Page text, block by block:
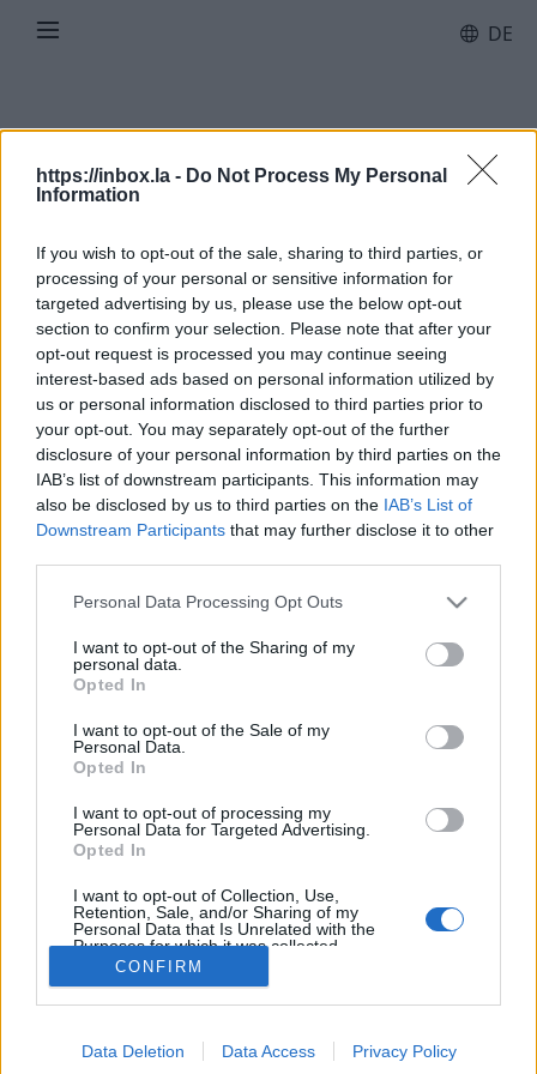
https://inbox.la - Do Not Process My Personal
Information
If you wish to opt-out of the sale, sharing to third parties, or
processing of your personal or sensitive information for
targeted advertising by us, please use the below opt-out
section to confirm your selection. Please note that after your
opt-out request is processed you may continue seeing
interest-based ads based on personal information utilized by
us or personal information disclosed to third parties prior to
your opt-out. You may separately opt-out of the further
disclosure of your personal information by third parties on the
IAB’s list of downstream participants. This information may
also be disclosed by us to third parties on the IAB’s List of
Downstream Participants that may further disclose it to other
Personal Data Processing Opt Outs
I want to opt-out of the Sharing of my
personal data.
Opted In
I want to opt-out of the Sale of my
Personal Data.
Opted In
I want to opt-out of processing my
Personal Data for Targeted Advertising.
Opted In
I want to opt-out of Collection, Use,
Retention, Sale, and/or Sharing of my
Personal Data that Is Unrelated with the
Purposes for which it was collected.
Opted Out
CONFIRM
Data Deletion Data Access Privacy Policy
DE
für Ihre Dateien
Dateien hochladen
Kostenloses Speichern von Dateien
Bequeme Freigabe großer Dateien
Speichern Sie große Dateien und tauschen Sie sie mit
Ihren Freunden und Bekannten ohne Einschränkungen
Link zu Dateien freigeben
Teilen Sie Links zu Ihren Dateien in Foren, Blogs und auf
Websites.
WebDav-Unterstützung
Sie können „Inbox Files“ jetzt mit Ihrem Computer oder
Telefon als Netzlaufwerk verbinden und sie wie andere
Ihre Dateien sichern